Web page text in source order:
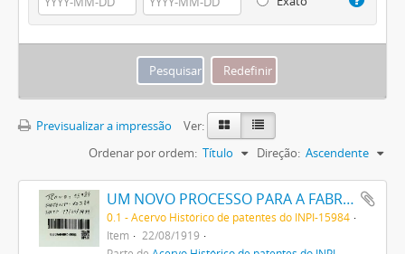
Previsualizar a impressão
Ver:
Ordenar por ordem: Título Direção: Ascendente
UM NOVO PROCESSO PARA A FABRICAÇÃO DE TINTAS EM PÓ POR MEIO DA PRECIPITAÇÃO E FIXAÇÃO DE TINTAS ANILINAS SOBRE CORPOS MINERAES
0.1 - Acervo Histórico de patentes do INPI-15984
Item
22/08/1919